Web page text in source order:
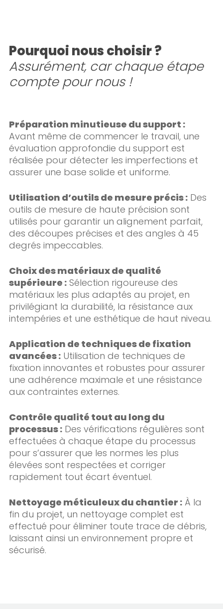
Pourquoi nous choisir ?
Assurément, car chaque étape
compte pour nous !
Préparation minutieuse du support :
Avant même de commencer le travail, une
évaluation approfondie du support est
réalisée pour détecter les imperfections et
assurer une base solide et uniforme.
Utilisation d’outils de mesure précis : Des
outils de mesure de haute précision sont
utilisés pour garantir un alignement parfait,
des découpes précises et des angles à 45
degrés impeccables.
Choix des matériaux de qualité
supérieure : Sélection rigoureuse des
matériaux les plus adaptés au projet, en
privilégiant la durabilité, la résistance aux
intempéries et une esthétique de haut niveau.
Application de techniques de fixation
avancées : Utilisation de techniques de
fixation innovantes et robustes pour assurer
une adhérence maximale et une résistance
aux contraintes externes.
Contrôle qualité tout au long du
processus : Des vérifications régulières sont
effectuées à chaque étape du processus
pour s’assurer que les normes les plus
élevées sont respectées et corriger
rapidement tout écart éventuel.
Nettoyage méticuleux du chantier : À la
fin du projet, un nettoyage complet est
effectué pour éliminer toute trace de débris,
laissant ainsi un environnement propre et
sécurisé.